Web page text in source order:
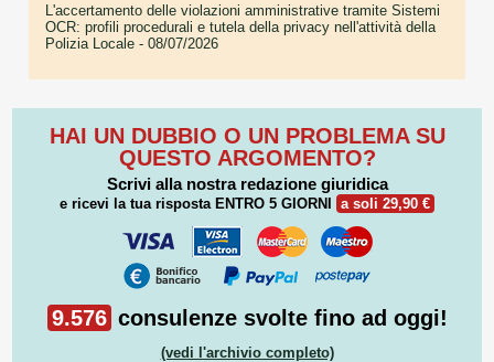
L'accertamento delle violazioni amministrative tramite Sistemi
OCR: profili procedurali e tutela della privacy nell'attività della
Polizia Locale - 08/07/2026
HAI UN DUBBIO O UN PROBLEMA SU
QUESTO ARGOMENTO?
Scrivi alla nostra redazione giuridica
e ricevi la tua risposta ENTRO 5 GIORNI a soli 29,90 €
9.576 consulenze svolte fino ad oggi!
(vedi l'archivio completo)